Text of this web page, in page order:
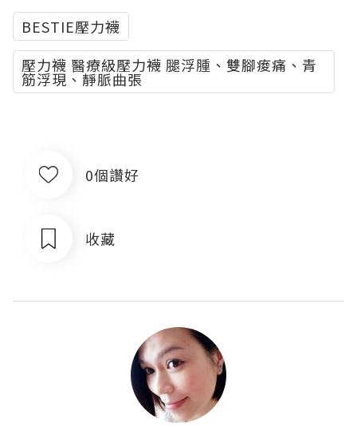
BESTIE壓力襪
壓力襪 醫療級壓力襪 腿浮腫、雙腳痠痛、青
筋浮現、靜脈曲張
0個讚好
收藏